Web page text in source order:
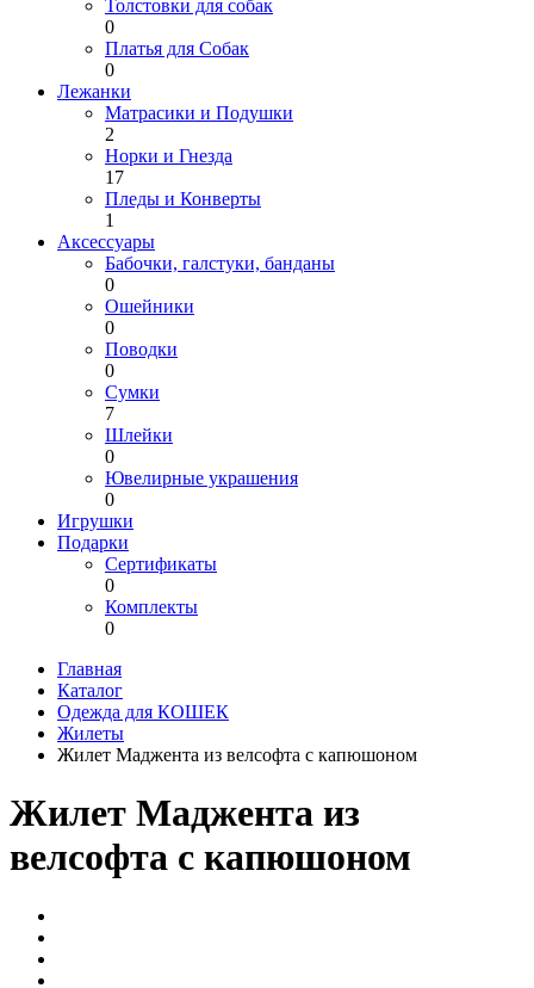
Толстовки для собак
0
Платья для Собак
0
Лежанки
Матрасики и Подушки
2
Норки и Гнезда
17
Пледы и Конверты
1
Аксессуары
Бабочки, галстуки, банданы
0
Ошейники
0
Поводки
0
Сумки
7
Шлейки
0
Ювелирные украшения
0
Игрушки
Подарки
Сертификаты
0
Комплекты
0
Главная
Каталог
Одежда для КОШЕК
Жилеты
Жилет Маджента из велсофта с капюшоном
Жилет Маджента из
велсофта с капюшоном